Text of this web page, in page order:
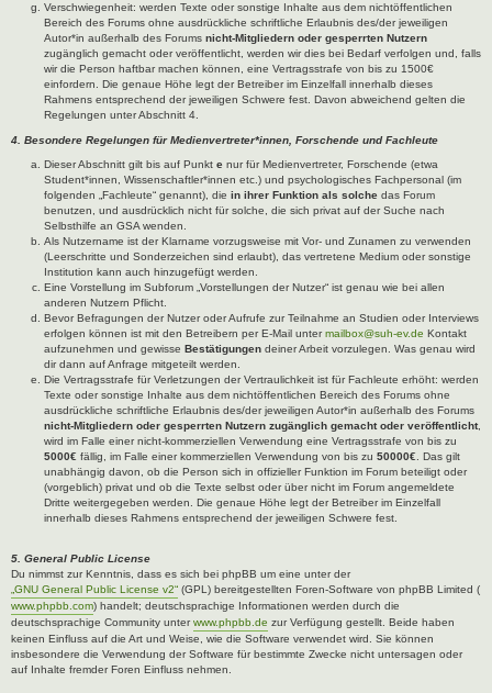
Verschwiegenheit: werden Texte oder sonstige Inhalte aus dem nichtöffentlichen
Bereich des Forums ohne ausdrückliche schriftliche Erlaubnis des/der jeweiligen
Autor*in außerhalb des Forums nicht-Mitgliedern oder gesperrten Nutzern
zugänglich gemacht oder veröffentlicht, werden wir dies bei Bedarf verfolgen und, falls
wir die Person haftbar machen können, eine Vertragsstrafe von bis zu 1500€
einfordern. Die genaue Höhe legt der Betreiber im Einzelfall innerhalb dieses
Rahmens entsprechend der jeweiligen Schwere fest. Davon abweichend gelten die
Regelungen unter Abschnitt 4.
4. Besondere Regelungen für Medienvertreter*innen, Forschende und Fachleute
Dieser Abschnitt gilt bis auf Punkt e nur für Medienvertreter, Forschende (etwa
Student*innen, Wissenschaftler*innen etc.) und psychologisches Fachpersonal (im
folgenden „Fachleute“ genannt), die in ihrer Funktion als solche das Forum
benutzen, und ausdrücklich nicht für solche, die sich privat auf der Suche nach
Selbsthilfe an GSA wenden.
Als Nutzername ist der Klarname vorzugsweise mit Vor- und Zunamen zu verwenden
(Leerschritte und Sonderzeichen sind erlaubt), das vertretene Medium oder sonstige
Institution kann auch hinzugefügt werden.
Eine Vorstellung im Subforum „Vorstellungen der Nutzer“ ist genau wie bei allen
anderen Nutzern Pflicht.
Bevor Befragungen der Nutzer oder Aufrufe zur Teilnahme an Studien oder Interviews
erfolgen können ist mit den Betreibern per E-Mail untermailbox@suh-ev.de Kontakt
aufzunehmen und gewisse Bestätigungen deiner Arbeit vorzulegen. Was genau wird
dir dann auf Anfrage mitgeteilt werden.
Die Vertragsstrafe für Verletzungen der Vertraulichkeit ist für Fachleute erhöht: werden
Texte oder sonstige Inhalte aus dem nichtöffentlichen Bereich des Forums ohne
ausdrückliche schriftliche Erlaubnis des/der jeweiligen Autor*in außerhalb des Forums
nicht-Mitgliedern oder gesperrten Nutzern zugänglich gemacht oder veröffentlicht,
wird im Falle einer nicht-kommerziellen Verwendung eine Vertragsstrafe von bis zu
5000€ fällig, im Falle einer kommerziellen Verwendung von bis zu 50000€ . Das gilt
unabhängig davon, ob die Person sich in offizieller Funktion im Forum beteiligt oder
(vorgeblich) privat und ob die Texte selbst oder über nicht im Forum angemeldete
Dritte weitergegeben werden. Die genaue Höhe legt der Betreiber im Einzelfall
innerhalb dieses Rahmens entsprechend der jeweiligen Schwere fest.
5. General Public License
Du nimmst zur Kenntnis, dass es sich bei phpBB um eine unter der
„GNU General Public License v2“ (GPL) bereitgestellten Foren-Software von phpBB Limited (
www.phpbb.com) handelt; deutschsprachige Informationen werden durch die
deutschsprachige Community unterwww.phpbb.de zur Verfügung gestellt. Beide haben
keinen Einfluss auf die Art und Weise, wie die Software verwendet wird. Sie können
insbesondere die Verwendung der Software für bestimmte Zwecke nicht untersagen oder
auf Inhalte fremder Foren Einfluss nehmen.